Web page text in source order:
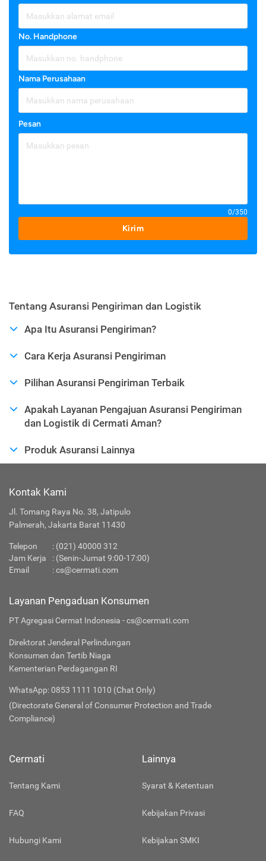
No. Handphone
Nama Perusahaan
Pesan
0/350
Kirim
Tentang Asuransi Pengiriman dan Logistik
Apa Itu Asuransi Pengiriman?
Cara Kerja Asuransi Pengiriman
Pilihan Asuransi Pengiriman Terbaik
Apakah Layanan Pengajuan Asuransi Pengiriman
dan Logistik di Cermati Aman?
Produk Asuransi Lainnya
Kontak Kami
Jl. Tomang Raya No. 38, Jatipulo
Palmerah, Jakarta Barat 11430
Telepon : (021) 40000 312
Jam Kerja
: (Senin-Jumat 9:00-17:00)
Email
:cs@cermati.com
Layanan Pengaduan Konsumen
PT Agregasi Cermat Indonesia - cs@cermati.com
Direktorat Jenderal Perlindungan
Konsumen dan Tertib Niaga
Kementerian Perdagangan RI
WhatsApp: 0853 1111 1010 (Chat Only)
(Directorate General of Consumer Protection and Trade
Compliance)
Cermati
Tentang Kami
FAQ
Hubungi Kami
Lainnya
Syarat & Ketentuan
Kebijakan Privasi
Kebijakan SMKI